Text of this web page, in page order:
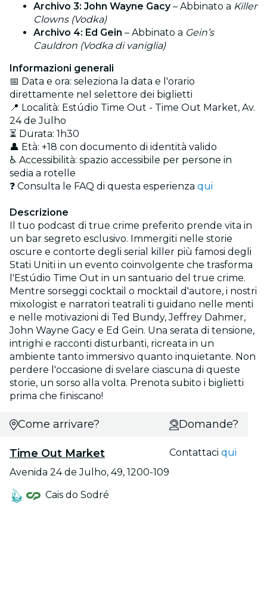
Archivo 3: John Wayne Gacy– Abbinato a Killer
Clowns (Vodka)
Archivo 4: Ed Gein – Abbinato a Gein’s
Cauldron (Vodka di vaniglia)
Informazioni generali
📅 Data e ora: seleziona la data e l'orario
direttamente nel selettore dei biglietti
📍 Località: Estúdio Time Out - Time Out Market, Av.
24 de Julho
⏳ Durata: 1h30
👤 Età: +18 con documento di identità valido
♿ Accessibilità: spazio accessibile per persone in
sedia a rotelle
❓ Consulta le FAQ di questa esperienza qui
Descrizione
Il tuo podcast di true crime preferito prende vita in
un bar segreto esclusivo. Immergiti nelle storie
oscure e contorte degli serial killer più famosi degli
Stati Uniti in un evento coinvolgente che trasforma
l'Estúdio Time Out in un santuario del true crime.
Mentre sorseggi cocktail o mocktail d'autore, i nostri
mixologist e narratori teatrali ti guidano nelle menti
e nelle motivazioni di Ted Bundy, Jeffrey Dahmer,
John Wayne Gacy e Ed Gein. Una serata di tensione,
intrighi e racconti disturbanti, ricreata in un
ambiente tanto immersivo quanto inquietante. Non
perdere l'occasione di svelare ciascuna di queste
storie, un sorso alla volta. Prenota subito i biglietti
prima che finiscano!
Come arrivare?
Time Out Market
Avenida 24 de Julho, 49, 1200-109
Cais do Sodré
Domande?
Contattaci qui